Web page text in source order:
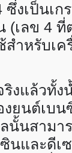
ซึ่งเป็นเ
(เลข 4 ที่
สำหรับเค
งแล้วทั้ง
งยนต์เบ
นั้นสามา
นและดีเ